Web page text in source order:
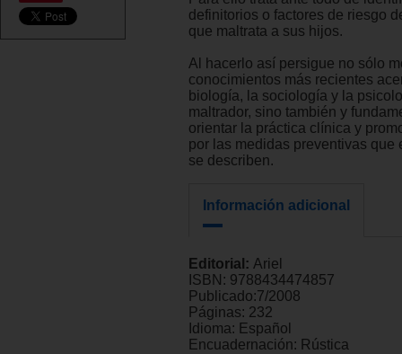
definitorios o factores de riesgo
que maltrata a sus hijos.
Al hacerlo así persigue no sólo
conocimientos más recientes
biología, la sociología y la
maltrador, sino también y
orientar la práctica clínica y
por las medidas preventivas que
se describen.
Información adicional
Editorial: Ariel
ISBN: 9788434474857
Publicado:7/2008
Páginas: 232
Idioma: Español
Encuadernación: Rústica